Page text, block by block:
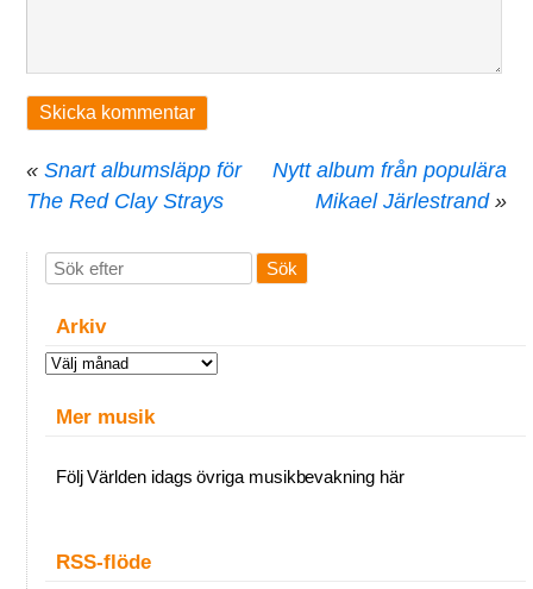
« Snart albumsläpp för
The Red Clay Strays
Nytt album från populära
Mikael Järlestrand»
Arkiv
Arkiv
Mer musik
Följ Världen idags övriga musikbevakning här
RSS-flöde